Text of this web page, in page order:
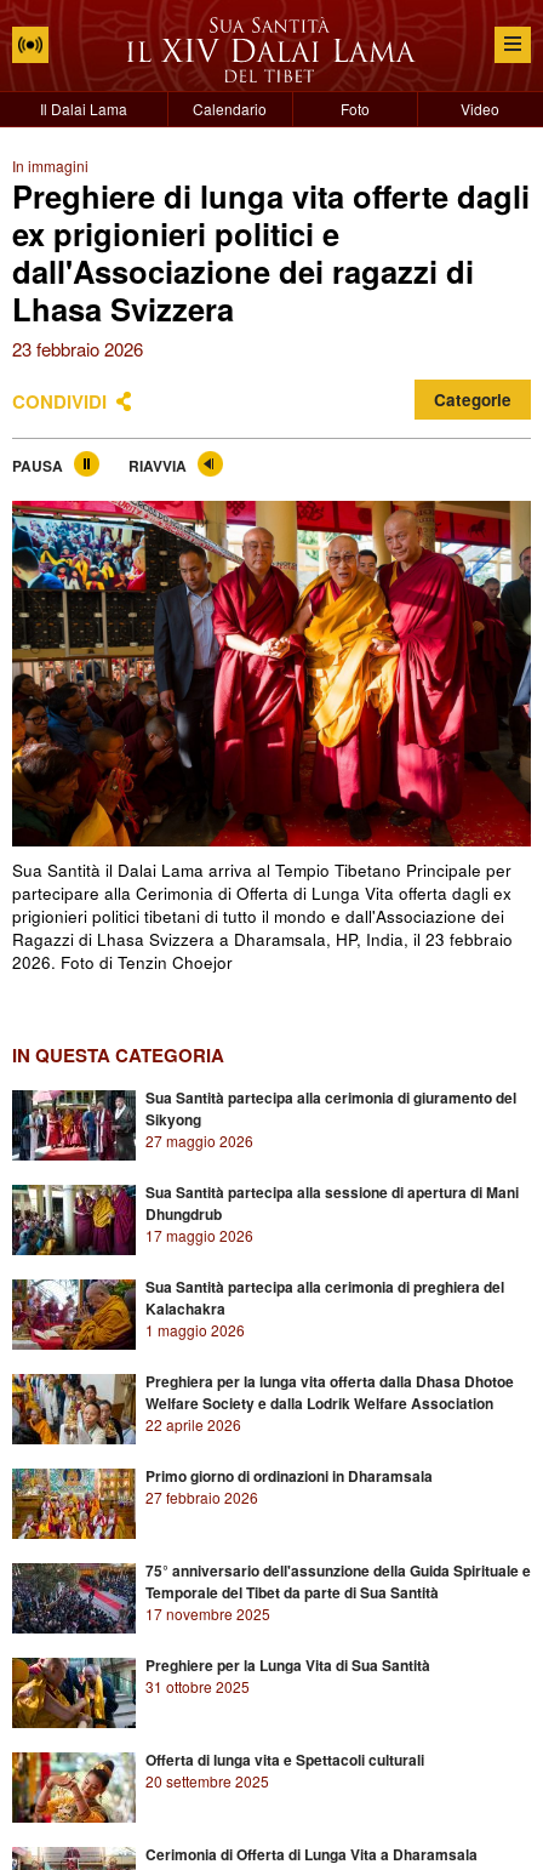
Il Dalai Lama Calendario Foto Video
In immagini
Preghiere di lunga vita offerte dagli
ex prigionieri politici e
dall'Associazione dei ragazzi di
Lhasa Svizzera
23 febbraio 2026
CONDIVIDI Categorie
PAUSA RIAVVIA
Sua Santità il Dalai Lama arriva al Tempio Tibetano Principale per
partecipare alla Cerimonia di Offerta di Lunga Vita offerta dagli ex
prigionieri politici tibetani di tutto il mondo e dall'Associazione dei
Ragazzi di Lhasa Svizzera a Dharamsala, HP, India, il 23 febbraio
2026. Foto di Tenzin Choejor
IN QUESTA CATEGORIA
Sua Santità partecipa alla cerimonia di giuramento del
Sikyong
27 maggio 2026
Sua Santità partecipa alla sessione di apertura di Mani
Dhungdrub
17 maggio 2026
Sua Santità partecipa alla cerimonia di preghiera del
Kalachakra
1 maggio 2026
Preghiera per la lunga vita offerta dalla Dhasa Dhotoe
Welfare Society e dalla Lodrik Welfare Association
22 aprile 2026
Primo giorno di ordinazioni in Dharamsala
27 febbraio 2026
75° anniversario dell'assunzione della Guida Spirituale e
Temporale del Tibet da parte di Sua Santità
17 novembre 2025
Preghiere per la Lunga Vita di Sua Santità
31 ottobre 2025
Offerta di lunga vita e Spettacoli culturali
20 settembre 2025
Cerimonia di Offerta di Lunga Vita a Dharamsala